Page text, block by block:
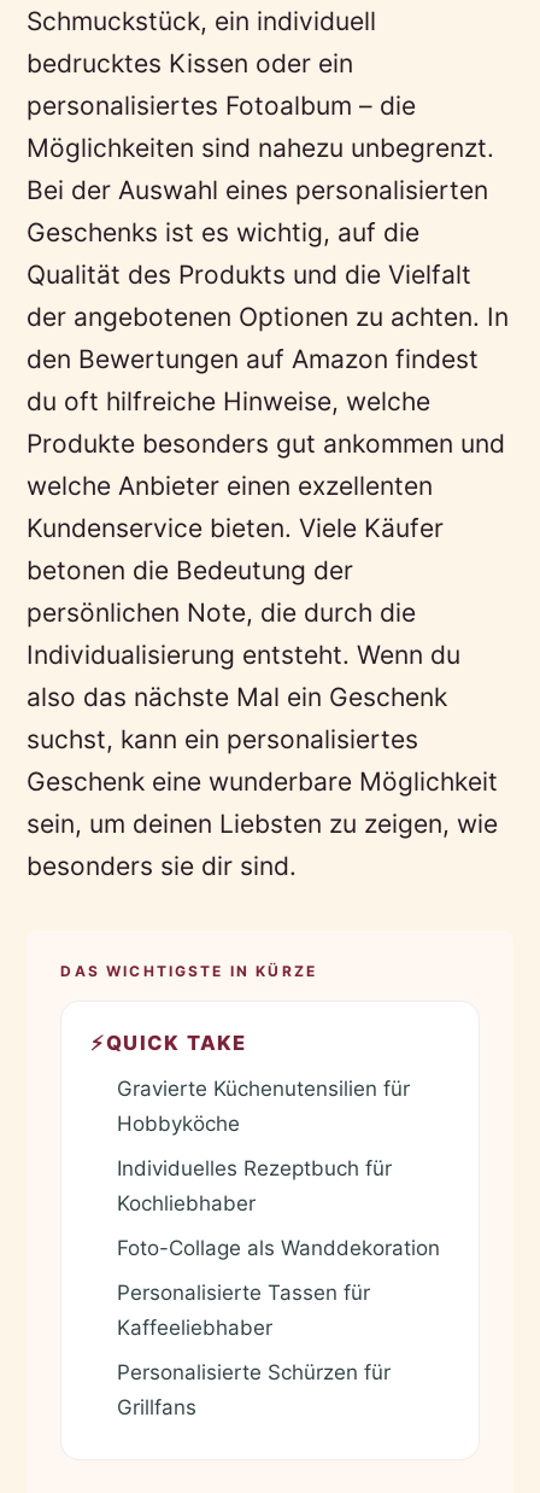
Schmuckstück, ein individuell
bedrucktes Kissen oder ein
personalisiertes Fotoalbum – die
Möglichkeiten sind nahezu unbegrenzt.
Bei der Auswahl eines personalisierten
Geschenks ist es wichtig, auf die
Qualität des Produkts und die Vielfalt
der angebotenen Optionen zu achten. In
den Bewertungen auf Amazon findest
du oft hilfreiche Hinweise, welche
Produkte besonders gut ankommen und
welche Anbieter einen exzellenten
Kundenservice bieten. Viele Käufer
betonen die Bedeutung der
persönlichen Note, die durch die
Individualisierung entsteht. Wenn du
also das nächste Mal ein Geschenk
suchst, kann ein personalisiertes
Geschenk eine wunderbare Möglichkeit
sein, um deinen Liebsten zu zeigen, wie
besonders sie dir sind.
DAS WICHTIGSTE IN KÜRZE
⚡QUICK TAKE
Gravierte Küchenutensilien für
Hobbyköche
Individuelles Rezeptbuch für
Kochliebhaber
Foto-Collage als Wanddekoration
Personalisierte Tassen für
Kaffeeliebhaber
Personalisierte Schürzen für
Grillfans